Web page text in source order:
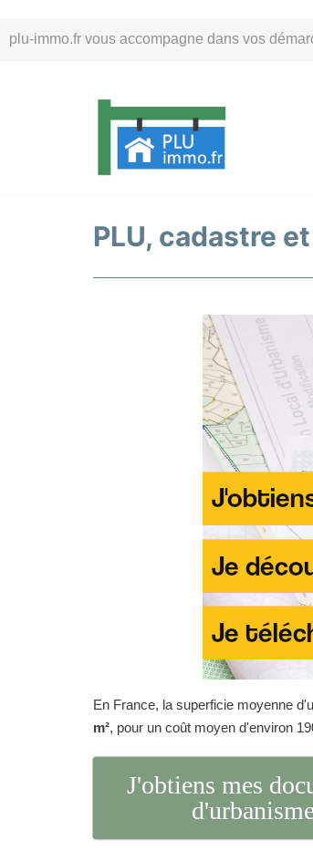
plu-immo.fr vous accompagne dans vos
au
PLU, cadastre
En France, la superficie moyenne
m², pour un coût moyen d'environ
J'obtiens mes